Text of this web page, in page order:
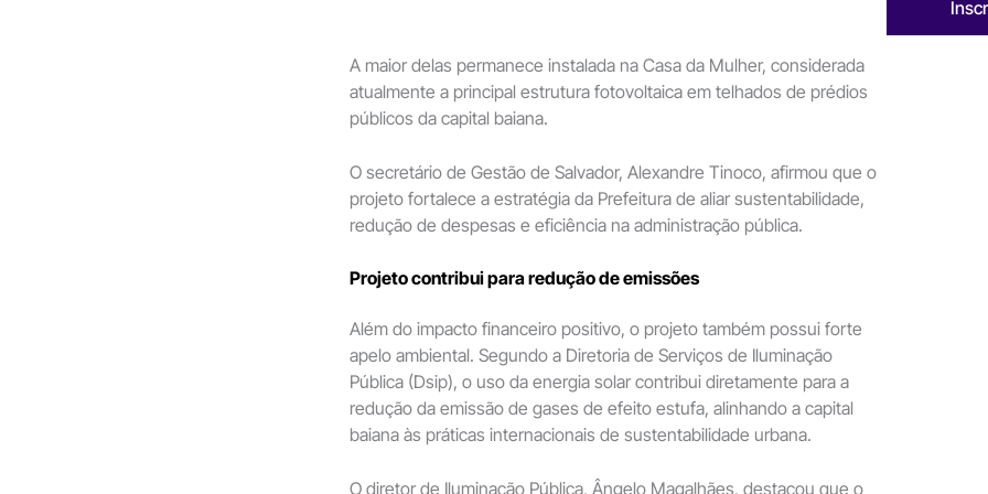
A maior delas permanece instalada na Casa da Mulher, considerada
atualmente a principal estrutura fotovoltaica em telhados de prédios
públicos da capital baiana.
O secretário de Gestão de Salvador, Alexandre Tinoco, afirmou que o
projeto fortalece a estratégia da Prefeitura de aliar sustentabilidade,
redução de despesas e eficiência na administração pública.
Projeto contribui para redução de emissões
Além do impacto financeiro positivo, o projeto também possui forte
apelo ambiental. Segundo a Diretoria de Serviços de Iluminação
Pública (Dsip), o uso da energia solar contribui diretamente para a
redução da emissão de gases de efeito estufa, alinhando a capital
baiana às práticas internacionais de sustentabilidade urbana.
O diretor de Iluminação Pública, Ângelo Magalhães, destacou que o